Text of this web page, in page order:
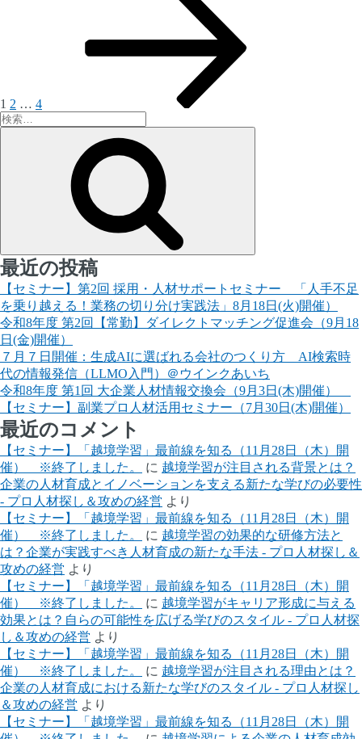
ー
ジ
1 2 … 4
検
最近の投稿
【セミナー】第2回 採用・人材サポートセミナー 「人手不足
を乗り越える！業務の切り分け実践法」8月18日(火)開催）
令和8年度 第2回【常勤】ダイレクトマッチング促進会（9月18
日(金)開催）
７月７日開催：生成AIに選ばれる会社のつくり方 AI検索時
代の情報発信（LLMO入門）＠ウインクあいち
令和8年度 第1回 大企業人材情報交換会（9月3日(木)開催）
【セミナー】副業プロ人材活用セミナー（7月30日(木)開催）
最近のコメント
【セミナー】「越境学習」最前線を知る（11月28日（木）開
催） ※終了しました。
に 越境学習が注目される背景とは？
企業の人材育成とイノベーションを支える新たな学びの必要性
- プロ人材探し＆攻めの経営 より
【セミナー】「越境学習」最前線を知る（11月28日（木）開
催） ※終了しました。
に 越境学習の効果的な研修方法と
は？企業が実践すべき人材育成の新たな手法 - プロ人材探し＆
攻めの経営 より
【セミナー】「越境学習」最前線を知る（11月28日（木）開
催） ※終了しました。
に 越境学習がキャリア形成に与える
効果とは？自らの可能性を広げる学びのスタイル - プロ人材探
し＆攻めの経営 より
【セミナー】「越境学習」最前線を知る（11月28日（木）開
催） ※終了しました。
に 越境学習が注目される理由とは？
企業の人材育成における新たな学びのスタイル - プロ人材探し
＆攻めの経営 より
【セミナー】「越境学習」最前線を知る（11月28日（木）開